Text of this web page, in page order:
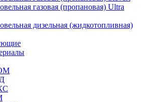
газовая (пропановая) Ultra
дизельная (жидкотопливная)